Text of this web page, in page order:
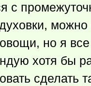
с
можно
но я
хотя бы
сделать